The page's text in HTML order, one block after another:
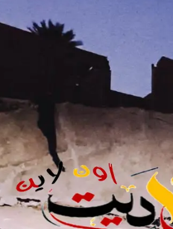
فصلاً جديدًا في تاريخ الرعاية الصحية بالجيزة
الإنجازات يصدر القرار منصفًا لأصحابها
الانقطاع وموعد التنفيذ